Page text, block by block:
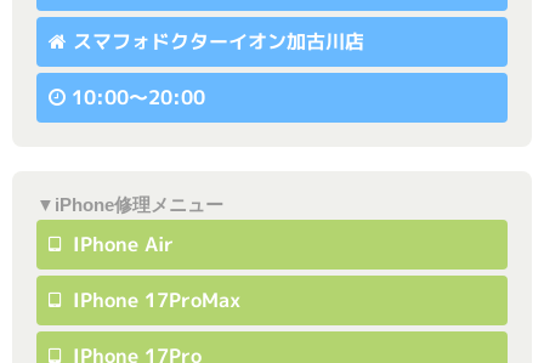
スマフォドクターイオン加古川店
10:00〜20:00
▼iPhone修理メニュー
IPhone Air
IPhone 17ProMax
IPhone 17Pro